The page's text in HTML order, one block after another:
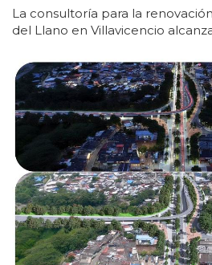
La consultoría para la
del Llano en Villavicencio